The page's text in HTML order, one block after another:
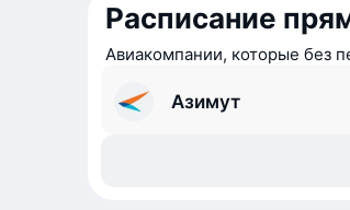
Расписание
Авиакомпании, которые без
Азимут